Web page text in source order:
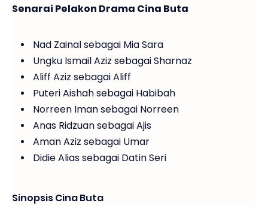
Senarai Pelakon Drama Cina Buta
Nad Zainal sebagai Mia Sara
Ungku Ismail Aziz sebagai Sharnaz
Aliff Aziz sebagai Aliff
Puteri Aishah sebagai Habibah
Norreen Iman sebagai Norreen
Anas Ridzuan sebagai Ajis
Aman Aziz sebagai Umar
Didie Alias sebagai Datin Seri
Sinopsis Cina Buta